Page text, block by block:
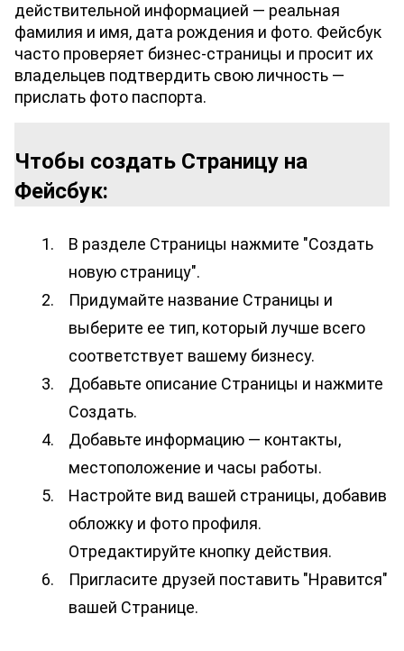
действительной информацией — реальная
фамилия и имя, дата рождения и фото. Фейсбук
часто проверяет бизнес-страницы и просит их
владельцев подтвердить свою личность —
прислать фото паспорта.
Чтобы создать Страницу на
Фейсбук:
В разделе Страницы нажмите "Создать
новую страницу".
Придумайте название Страницы и
выберите ее тип, который лучше всего
соответствует вашему бизнесу.
Добавьте описание Страницы и нажмите
Создать.
Добавьте информацию — контакты,
местоположение и часы работы.
Настройте вид вашей страницы, добавив
обложку и фото профиля.
Отредактируйте кнопку действия.
Пригласите друзей поставить "Нравится"
вашей Странице.